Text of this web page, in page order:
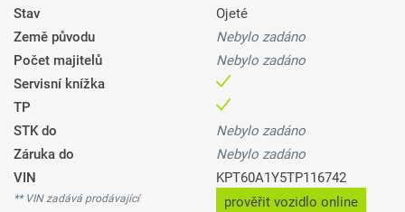
Stav
Ojeté
Země původu
Nebylo zadáno
Počet majitelů
Nebylo zadáno
Servisní knížka
TP
STK do
Nebylo zadáno
Záruka do
Nebylo zadáno
VIN
** VIN zadává prodávající
KPT60A1Y5TP116742
prověřit vozidlo online